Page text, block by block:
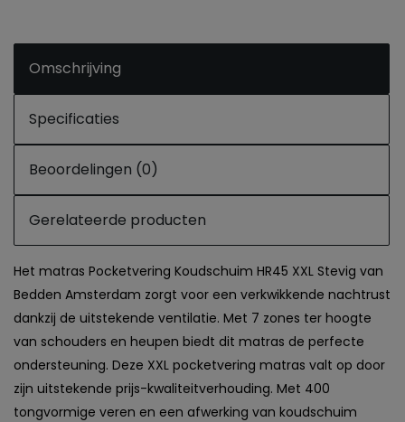
Omschrijving
Specificaties
Beoordelingen (0)
Gerelateerde producten
Het matras Pocketvering Koudschuim HR45 XXL Stevig van
Bedden Amsterdam zorgt voor een verkwikkende nachtrust
dankzij de uitstekende ventilatie. Met 7 zones ter hoogte
van schouders en heupen biedt dit matras de perfecte
ondersteuning. Deze XXL pocketvering matras valt op door
zijn uitstekende prijs-kwaliteitverhouding. Met 400
tongvormige veren en een afwerking van koudschuim